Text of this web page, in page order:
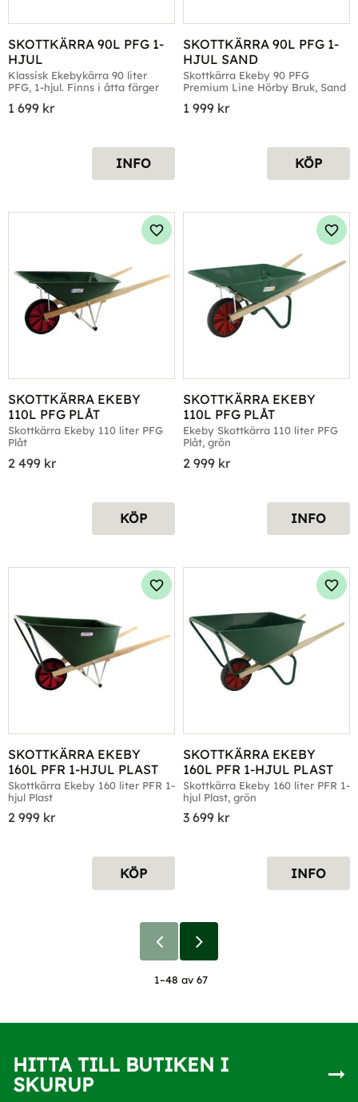
SKOTTKÄRRA 90L PFG 1-
HJUL
Klassisk Ekebykärra 90 liter
PFG, 1-hjul. Finns i åtta färger
1 699 kr
INFO
SKOTTKÄRRA 90L PFG 1-
HJUL SAND
Skottkärra Ekeby 90 PFG
Premium Line Hörby Bruk, Sand
1 999 kr
KÖP
SKOTTKÄRRA EKEBY
110L PFG PLÅT
Skottkärra Ekeby 110 liter PFG
Plåt
2 499 kr
Lägg till i favoriter
KÖP
SKOTTKÄRRA EKEBY
110L PFG PLÅT
Ekeby Skottkärra 110 liter PFG
Plåt, grön
2 999 kr
INFO
SKOTTKÄRRA EKEBY
160L PFR 1-HJUL PLAST
Skottkärra Ekeby 160 liter PFR 1-
hjul Plast
2 999 kr
Lägg till i favoriter
KÖP
SKOTTKÄRRA EKEBY
160L PFR 1-HJUL PLAST
Skottkärra Ekeby 160 liter PFR 1-
hjul Plast, grön
3 699 kr
INFO
1–48 av 67
HITTA TILL BUTIKEN I
SKURUP